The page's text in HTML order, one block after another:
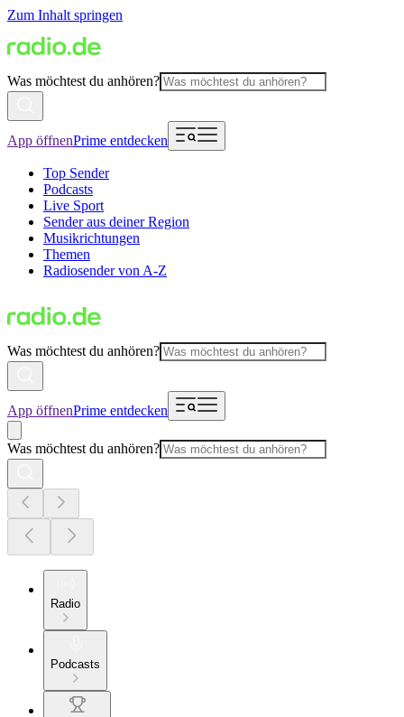
Zum Inhalt springen
Was möchtest du anhören?
App öffnenPrime entdecken
Top Sender
Podcasts
Live Sport
Sender aus deiner Region
Musikrichtungen
Themen
Radiosender von A-Z
Was möchtest du anhören?
App öffnenPrime entdecken
Was möchtest du anhören?
Radio
Podcasts